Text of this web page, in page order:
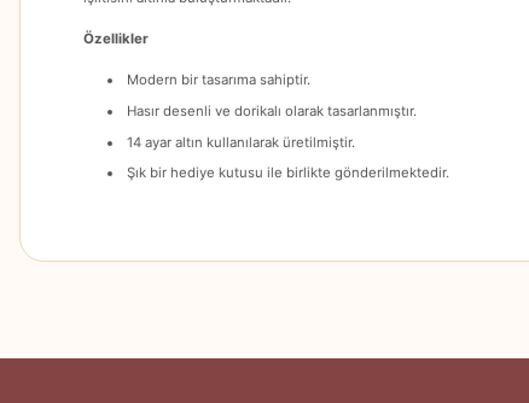
Özellikler
Modern bir tasarıma sahiptir.
Hasır desenli ve dorikalı olarak tasarlanmıştır.
14 ayar altın kullanılarak üretilmiştir.
Şık bir hediye kutusu ile birlikte gönderilmektedir.